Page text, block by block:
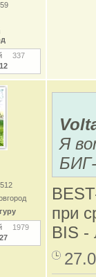
337
1979
Я
при
BIS -